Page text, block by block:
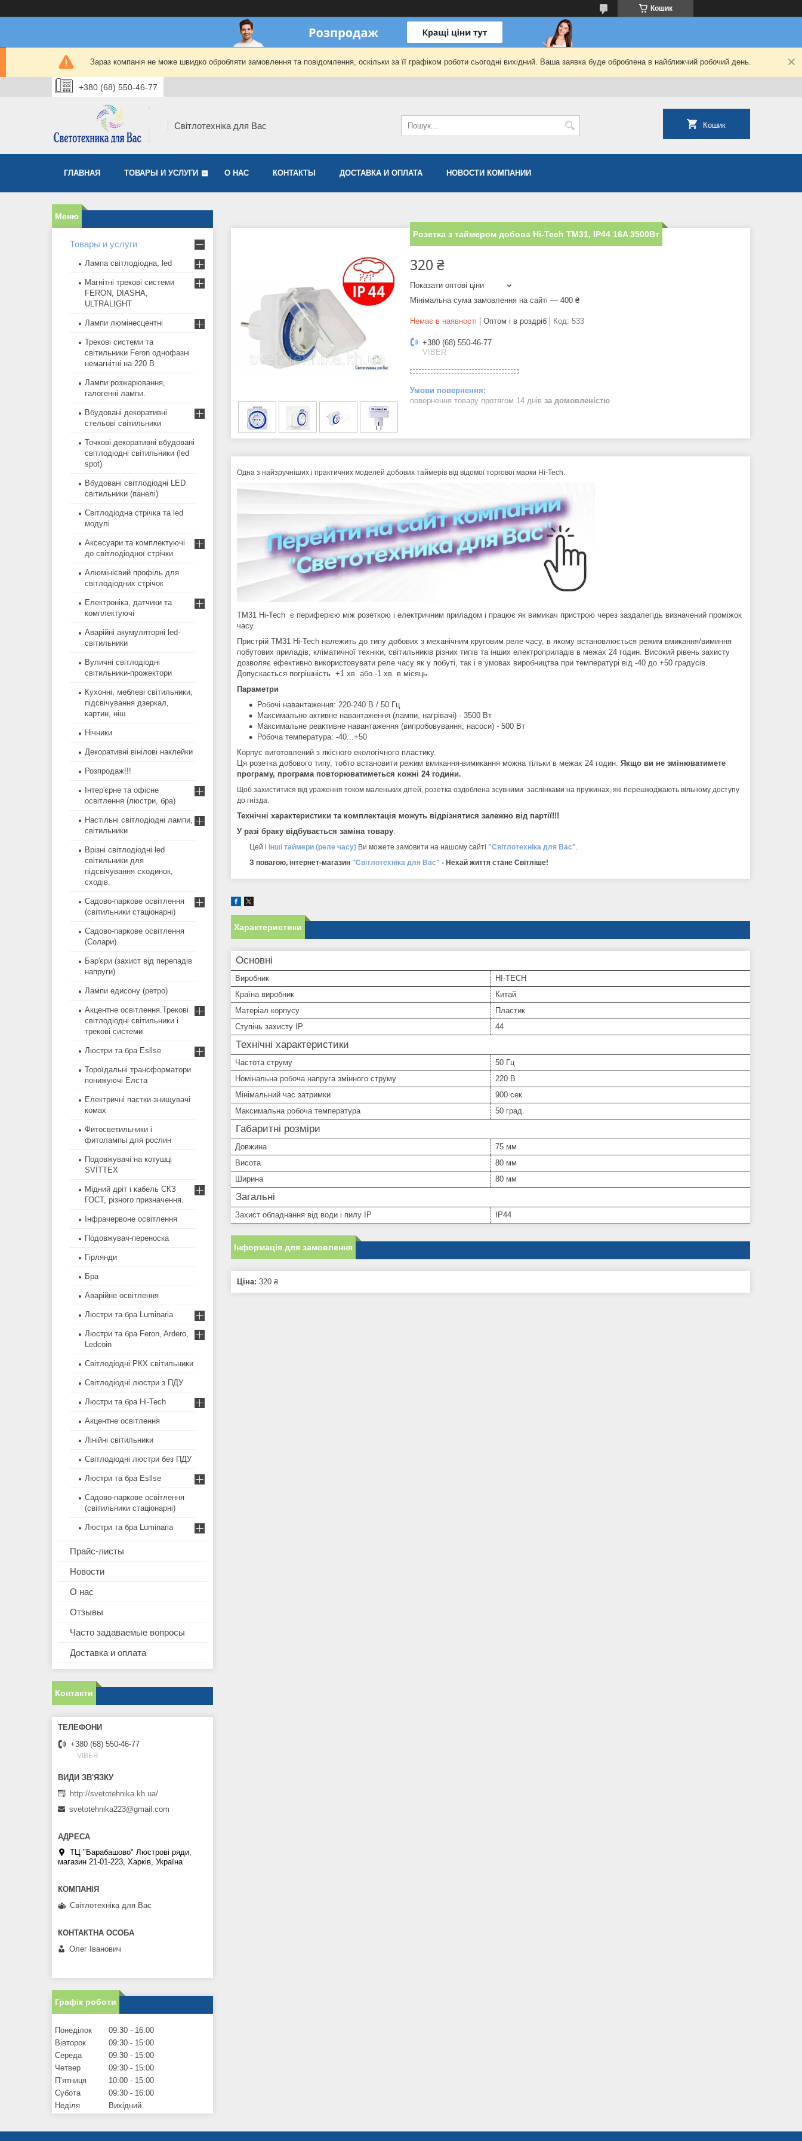
Кошик
Зараз компанія не може швидко обробляти замовлення та повідомлення, оскільки за її графіком роботи сьогодні вихідний. Ваша заявка буде оброблена в найближчий робочий день.
+380 (68) 550-46-77
Світлотехніка для Вас Кошик
ГЛАВНАЯ ТОВАРЫ И УСЛУГИ О НАС КОНТАКТЫ ДОСТАВКА И ОПЛАТА НОВОСТИ КОМПАНИИ
Розетка з таймером добова Hi-Tech TM31, IP44 16A 3500Вт
320 ₴
Показати оптові ціни
Мінімальна сума замовлення на сайті — 400 ₴
Немає в наявності Оптом і в роздріб Код: 533
+380 (68) 550-46-77
VIBER
повернення товару протягом 14 днів за домовленістю
Одна з найзручніших і практичних моделей добових таймерів від відомої торгової марки Hi-Tech.
TM31 Hi-Tech є периферією між розеткою і електричним приладом і працює як вимикач пристрою через заздалегідь визначений проміжок
часу.
Пристрій TM31 Hi-Tech належить до типу добових з механічним круговим реле часу, в якому встановлюється режим вмикання/виминня
побутових приладів, кліматичної техніки, світильників різних типів та інших електроприладів в межах 24 годин. Високий рівень захисту
дозволяє ефективно використовувати реле часу як у побуті, так і в умовах виробництва при температурі від -40 до +50 градусів.
Допускається погрішність +1 хв. або -1 хв. в місяць.
Параметри
Робочі навантаження: 220-240 В / 50 Гц
Максимально активне навантаження (лампи, нагрівачі) - 3500 Вт
Максимальне реактивне навантаження (випробовування, насоси) - 500 Вт
Робоча температура: -40...+50
Корпус виготовлений з якісного екологічного пластику.
Ця розетка добового типу, тобто встановити режим вмикання-вимикання можна тільки в межах 24 годин. Якщо ви не змінюватимете
програму, програма повторюватиметься кожні 24 години.
Щоб захиститися від ураження током маленьких дітей, розетка оздоблена зсувними заслінками на пружинах, які перешкоджають вільному доступу
до гнізда.
Технічні характеристики та комплектація можуть відрізнятися залежно від партії!!!
У разі браку відбувається заміна товару.
Цей і Інші таймери (реле часу) Ви можете замовити на нашому сайті "Світлотехніка для Вас".
З повагою, інтернет-магазин "Світлотехніка для Вас" - Нехай життя стане Світліше!
Характеристики
Основні
Виробник
HI-TECH
Країна виробник
Китай
Матеріал корпусу
Пластик
Ступінь захисту IP
44
Технічні характеристики
Частота струму
50 Гц
Номінальна робоча напруга змінного струму
220 В
Мінімальний час затримки
900 сек
Максимальна робоча температура
50 град.
Габаритні розміри
Довжина
75 мм
Висота
80 мм
Ширина
80 мм
Загальні
Захист обладнання від води і пилу IP IP44
Інформація для замовлення
Ціна: 320 ₴
Товары и услуги
Лампа світлодіодна, led
Магнітні трекові системи
FERON, DIASHA,
ULTRALIGHT
Лампи люмінесцентні
Трекові системи та
світильники Feron однофазні
немагнітні на 220 В
Лампи розжарювання,
галогенні лампи.
Вбудовані декоративні
стельові світильники
Точкові декоративні вбудовані
світлодіодні світильники (led
spot)
Вбудовані світлодіодні LED
світильники (панелі)
Світлодіодна стрічка та led
модулі
Аксесуари та комплектуючі
до світлодіодної стрічки
Алюмінієвий профіль для
світлодіодних стрічок
Електроніка, датчики та
комплектуючі
Аварійні акумуляторні led-
світильники
Вуличні світлодіодні
світильники-прожектори
Кухонні, меблеві світильники,
підсвічування дзеркал,
картин, ніш
Нічники
Декоративні вінілові наклейки
Розпродаж!!!
Інтер'єрне та офісне
освітлення (люстри, бра)
Настільні світлодіодні лампи,
світильники
Врізні світлодіодні led
світильники для
підсвічування сходинок,
сходів.
Садово-паркове освітлення
(світильники стаціонарні)
Садово-паркове освітлення
(Солари)
Бар'єри (захист від перепадів
напруги)
Лампи едисону (ретро)
Акцентне освітлення.Трекові
світлодіодні світильники і
трекові системи
Люстри та бра Esllse
Тороїдальні трансформатори
понижуючі Елста
Електричні пастки-знищувачі
комах
Фитосветильники і
фитолампы для рослин
Подовжувачі на котушці
SVITTEX
Мідний дріт і кабель СКЗ
ГОСТ, різного призначення.
Інфрачервоне освітлення
Подовжувач-переноска
Гірлянди
Бра
Аварійне освітлення
Люстри та бра Luminaria
Люстри та бра Feron, Ardero,
Ledcoin
Світлодіодні РКХ світильники
Світлодіодні люстри з ПДУ
Люстри та бра Hi-Tech
Акцентне освітлення
Лінійні світильники
Світлодіодні люстри без ПДУ
Люстри та бра Esllse
Садово-паркове освітлення
(світильники стаціонарні)
Люстри та бра Luminaria
Прайс-листы
Новости
О нас
Отзывы
Часто задаваемые вопросы
Доставка и оплата
Контакти
+380 (68) 550-46-77
VIBER
http://svetotehnika.kh.ua/
svetotehnika223@gmail.com
ТЦ "Барабашово" Люстрові ряди,
магазин 21-01-223, Харків, Україна
Світлотехніка для Вас
Олег Іванович
Графік роботи
Понеділок 09:30
16:00
Вівторок
09:30
15:00
Середа
09:30
15:00
Четвер
09:30
15:00
Пʼятниця
10:00
15:00
Субота
09:30
16:00
Неділя
Вихідний